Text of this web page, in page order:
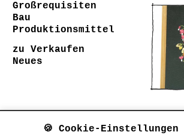
Großrequisiten
Bau
Produktionsmittel
zu Verkaufen
Neues
🍪 Cookie-Einstellungen